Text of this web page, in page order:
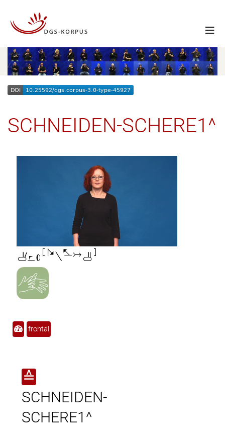
SCHNEIDEN-SCHERE1^

frontal
≙
SCHNEIDEN-
SCHERE1^